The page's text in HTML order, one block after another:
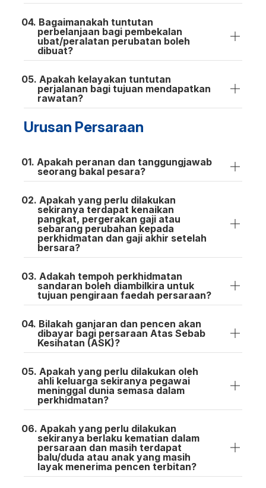
Bagaimanakah tuntutan
perbelanjaan bagi pembekalan
ubat/peralatan perubatan boleh
dibuat?
Apakah kelayakan tuntutan
perjalanan bagi tujuan mendapatkan
rawatan?
Urusan Persaraan
Apakah peranan dan tanggungjawab
seorang bakal pesara?
Apakah yang perlu dilakukan
sekiranya terdapat kenaikan
pangkat, pergerakan gaji atau
sebarang perubahan kepada
perkhidmatan dan gaji akhir setelah
bersara?
Adakah tempoh perkhidmatan
sandaran boleh diambilkira untuk
tujuan pengiraan faedah persaraan?
Bilakah ganjaran dan pencen akan
dibayar bagi persaraan Atas Sebab
Kesihatan (ASK)?
Apakah yang perlu dilakukan oleh
ahli keluarga sekiranya pegawai
meninggal dunia semasa dalam
perkhidmatan?
Apakah yang perlu dilakukan
sekiranya berlaku kematian dalam
persaraan dan masih terdapat
balu/duda atau anak yang masih
layak menerima pencen terbitan?